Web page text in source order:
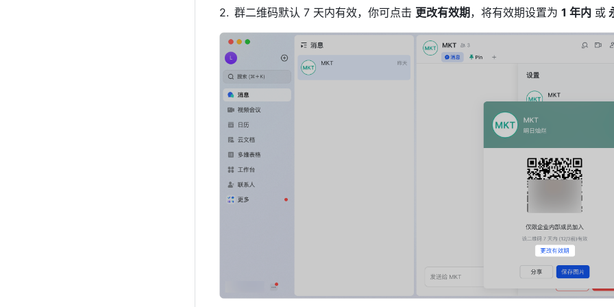
群二维码默认 7 天内有效，你可点击 更改有效期 ，将有效期设置为 1 年内 或